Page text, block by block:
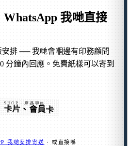
WhatsApp 我哋直接
排 ── 我哋會嗰邊有印務顧問
分鐘內回應。免費紙樣可以寄到
SHOP · 產品專區
卡片、會員卡
我哋安排寄送 · 或直接喺